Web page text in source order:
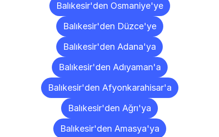
Balıkesir'den Osmaniye'ye
Balıkesir'den Düzce'ye
Balıkesir'den Adana'ya
Balıkesir'den Adıyaman'a
Balıkesir'den Afyonkarahisar'a
Balıkesir'den Ağrı'ya
Balıkesir'den Amasya'ya